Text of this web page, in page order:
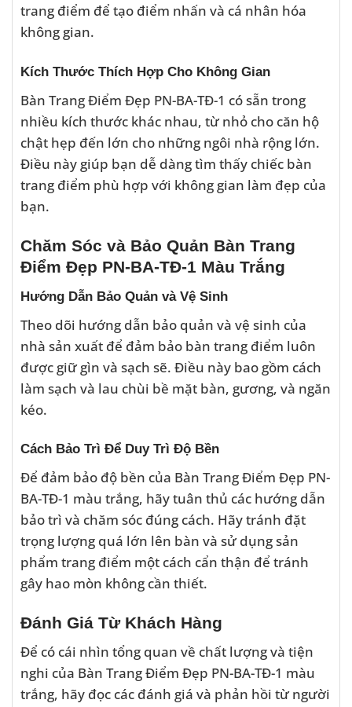
trang điểm để tạo điểm nhấn và cá nhân hóa
không gian.
Kích Thước Thích Hợp Cho Không Gian
Bàn Trang Điểm Đẹp PN-BA-TĐ-1 có sẵn trong
nhiều kích thước khác nhau, từ nhỏ cho căn hộ
chật hẹp đến lớn cho những ngôi nhà rộng lớn.
Điều này giúp bạn dễ dàng tìm thấy chiếc bàn
trang điểm phù hợp với không gian làm đẹp của
bạn.
Chăm Sóc và Bảo Quản Bàn Trang
Điểm Đẹp PN-BA-TĐ-1 Màu Trắng
Hướng Dẫn Bảo Quản và Vệ Sinh
Theo dõi hướng dẫn bảo quản và vệ sinh của
nhà sản xuất để đảm bảo bàn trang điểm luôn
được giữ gìn và sạch sẽ. Điều này bao gồm cách
làm sạch và lau chùi bề mặt bàn, gương, và ngăn
kéo.
Cách Bảo Trì Để Duy Trì Độ Bền
Để đảm bảo độ bền của Bàn Trang Điểm Đẹp PN-
BA-TĐ-1 màu trắng, hãy tuân thủ các hướng dẫn
bảo trì và chăm sóc đúng cách. Hãy tránh đặt
trọng lượng quá lớn lên bàn và sử dụng sản
phẩm trang điểm một cách cẩn thận để tránh
gây hao mòn không cần thiết.
Đánh Giá Từ Khách Hàng
Để có cái nhìn tổng quan về chất lượng và tiện
nghi của Bàn Trang Điểm Đẹp PN-BA-TĐ-1 màu
trắng, hãy đọc các đánh giá và phản hồi từ người